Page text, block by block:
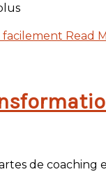
facilement Read
de coaching